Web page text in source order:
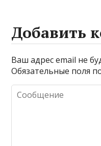
Добавить
Ваш адрес email не
Обязательные поля